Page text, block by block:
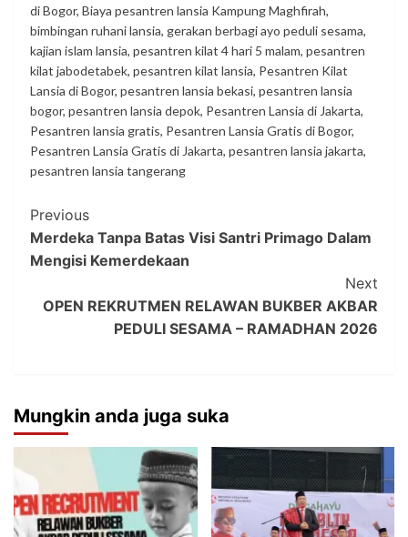
di Bogor, Biaya pesantren lansia Kampung Maghfirah,
bimbingan ruhani lansia, gerakan berbagi ayo peduli sesama,
kajian islam lansia, pesantren kilat 4 hari 5 malam, pesantren
kilat jabodetabek, pesantren kilat lansia, Pesantren Kilat
Lansia di Bogor, pesantren lansia bekasi, pesantren lansia
bogor, pesantren lansia depok, Pesantren Lansia di Jakarta,
Pesantren lansia gratis, Pesantren Lansia Gratis di Bogor,
Pesantren Lansia Gratis di Jakarta, pesantren lansia jakarta,
pesantren lansia tangerang
Previous
Merdeka Tanpa Batas Visi Santri Primago Dalam
Mengisi Kemerdekaan
Next
OPEN REKRUTMEN RELAWAN BUKBER AKBAR
PEDULI SESAMA – RAMADHAN 2026
Mungkin anda juga suka